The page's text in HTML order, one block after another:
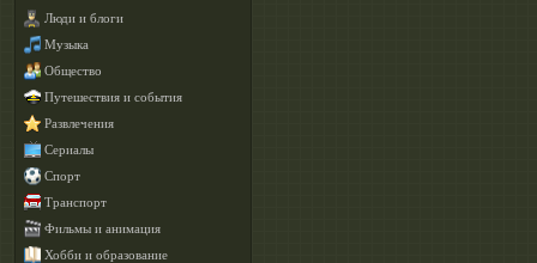
Люди и блоги
Музыка
Общество
Путешествия и события
Развлечения
Сериалы
Спорт
Транспорт
Фильмы и анимация
Хобби и образование